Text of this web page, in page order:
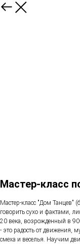
Мастер-класс
Мастер-класс "Дом Танцев"
говорить сухо и фактами,
20 века, возрожденный в
- это радость от движения,
смеха и веселья. Научим